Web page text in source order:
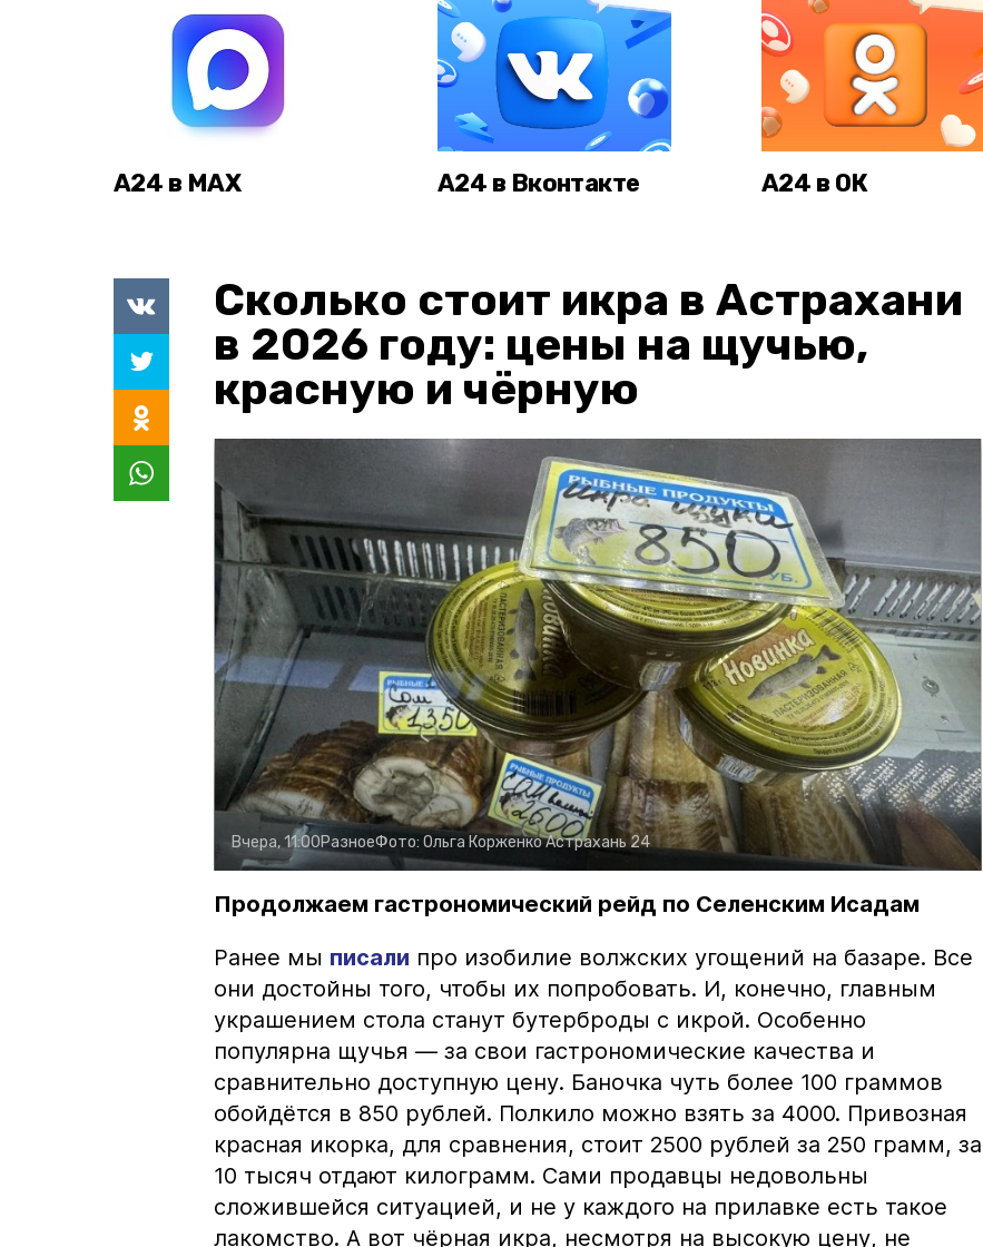
А24 в MAX А24 в Вконтакте А24 в ОК
Сколько стоит икра в Астрахани
в 2026 году: цены на щучью,
красную и чёрную
Вчера, 11:00РазноеФото: Ольга КорженкоАстрахань 24
Продолжаем гастрономический рейд по Селенским Исадам
Ранее мы писали про изобилие волжских угощений на базаре. Все
они достойны того, чтобы их попробовать. И, конечно, главным
украшением стола станут бутерброды с икрой. Особенно
популярна щучья — за свои гастрономические качества и
сравнительно доступную цену. Баночка чуть более 100 граммов
обойдётся в 850 рублей. Полкило можно взять за 4000. Привозная
красная икорка, для сравнения, стоит 2500 рублей за 250 грамм, за
10 тысяч отдают килограмм. Сами продавцы недовольны
сложившейся ситуацией, и не у каждого на прилавке есть такое
лакомство. А вот чёрная икра, несмотря на высокую цену, не